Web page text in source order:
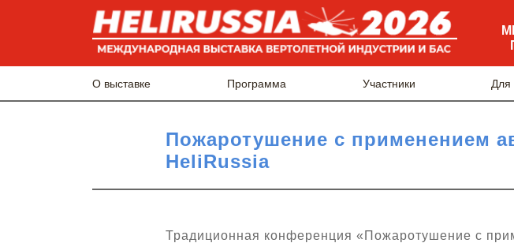
О выставке Программа Участники Для
Пожаротушение с применением
HeliRussia
Традиционная конференция «Пожаротушение с